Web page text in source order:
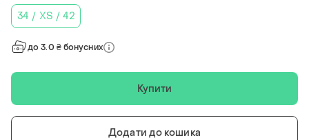
34 / XS / 42
до 3.0 ₴ бонусних
Купити
Додати до кошика